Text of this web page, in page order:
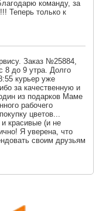
команду, за
Теперь только к
Заказ №25884,
8 до 9 утра. Долго
курьер уже
за качественную и
из подарков Маме
рабочего
цветов...
красивые (и не
Я уверена, что
своим друзьям